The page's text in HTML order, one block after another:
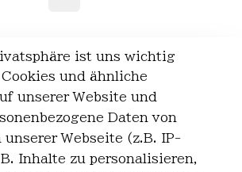
Person - klicken Sie
ist uns wichtig
und ähnliche
unserer Website und
Daten von
unserer Webseite (z.B. IP-
Inhalte zu personalisieren,